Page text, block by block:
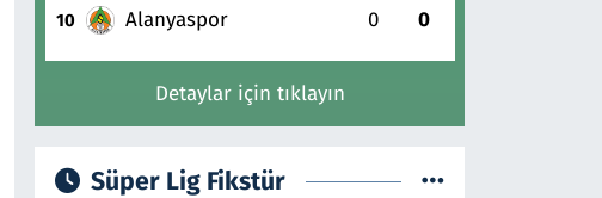
10 Alanyaspor 0 0
Detaylar için tıklayın
Süper Lig Fikstür